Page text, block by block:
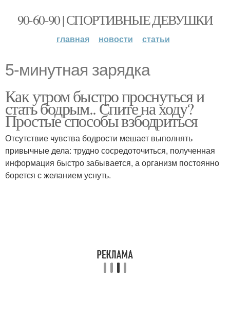
90-60-90 | СПОРТИВНЫЕ ДЕВУШКИ
главная новости статьи
5-минутная зарядка
Как утром быстро проснуться и
стать бодрым.. Спите на ходу?
Простые способы взбодриться
Отсутствие чувства бодрости мешает выполнять
привычные дела: трудно сосредоточиться, полученная
информация быстро забывается, а организм постоянно
борется с желанием уснуть.